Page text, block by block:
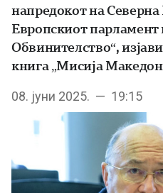
напредокот на
Европскиот парламент
Обвинителство“,
книга „Мисија
08. јуни 2025. — 19:15